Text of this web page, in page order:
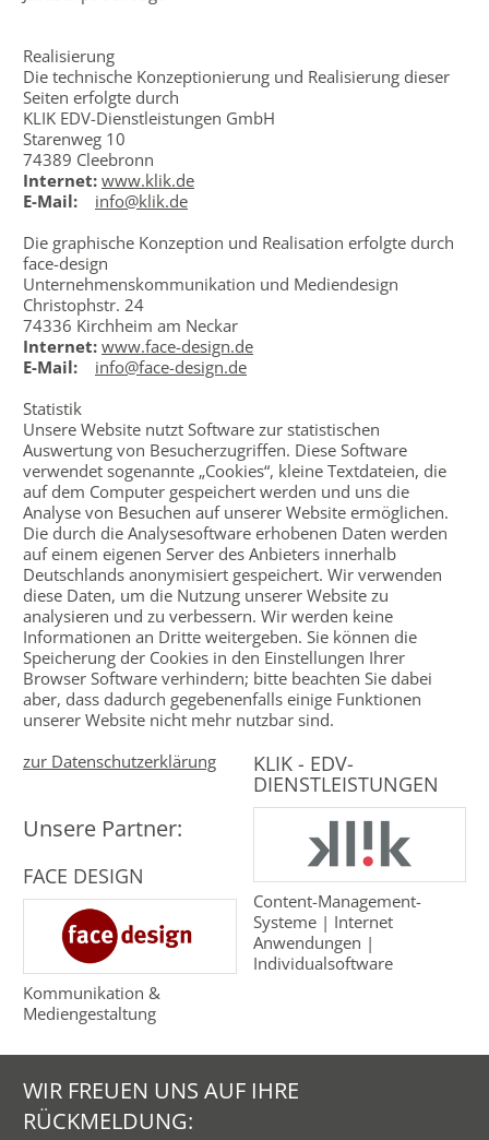
Realisierung
Die technische Konzeptionierung und Realisierung dieser
Seiten erfolgte durch
KLIK EDV-Dienstleistungen GmbH
Starenweg 10
74389 Cleebronn
Internet: www.klik.de
E-Mail: info@klik.de
Die graphische Konzeption und Realisation erfolgte durch
face-design
Unternehmenskommunikation und Mediendesign
Christophstr. 24
74336 Kirchheim am Neckar
Internet: www.face-design.de
E-Mail: info@face-design.de
Statistik
Unsere Website nutzt Software zur statistischen
Auswertung von Besucherzugriffen. Diese Software
verwendet sogenannte „Cookies“, kleine Textdateien, die
auf dem Computer gespeichert werden und uns die
Analyse von Besuchen auf unserer Website ermöglichen.
Die durch die Analysesoftware erhobenen Daten werden
auf einem eigenen Server des Anbieters innerhalb
Deutschlands anonymisiert gespeichert. Wir verwenden
diese Daten, um die Nutzung unserer Website zu
analysieren und zu verbessern. Wir werden keine
Informationen an Dritte weitergeben. Sie können die
Speicherung der Cookies in den Einstellungen Ihrer
Browser Software verhindern; bitte beachten Sie dabei
aber, dass dadurch gegebenenfalls einige Funktionen
unserer Website nicht mehr nutzbar sind.
zur Datenschutzerklärung
Unsere Partner:
FACE DESIGN
Kommunikation &
Mediengestaltung
KLIK - EDV-
DIENSTLEISTUNGEN
Content-Management-
Systeme | Internet
Anwendungen |
Individualsoftware
WIR FREUEN UNS AUF IHRE
RÜCKMELDUNG: